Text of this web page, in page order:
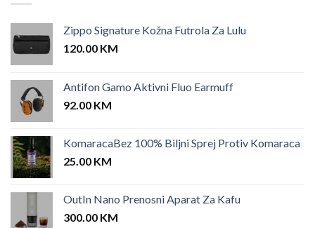
Zippo Signature Kožna Futrola Za Lulu
120.00 KM
Antifon Gamo Aktivni Fluo Earmuff
92.00 KM
KomaracaBez 100% Biljni Sprej Protiv Komaraca
25.00 KM
OutIn Nano Prenosni Aparat Za Kafu
300.00 KM